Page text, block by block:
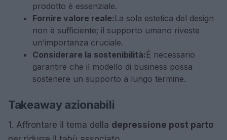
prodotto è essenziale.
Fornire valore reale: La sola estetica del design
non è sufficiente; il supporto umano riveste
un’importanza cruciale.
Considerare la sostenibilità: È necessario
garantire che il modello di business possa
sostenere un supporto a lungo termine.
Takeaway azionabili
1. Affrontare il tema della depressione post parto